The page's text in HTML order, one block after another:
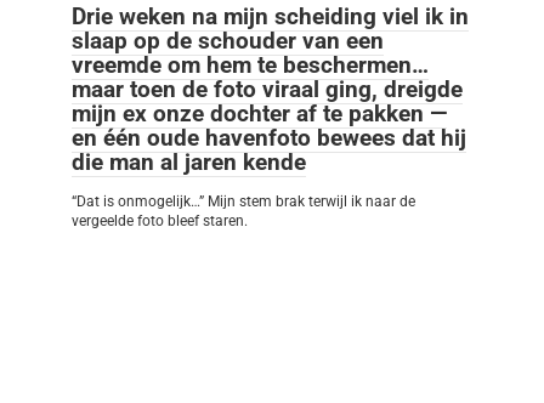
Drie weken na mijn scheiding viel ik in
slaap op de schouder van een
vreemde om hem te beschermen…
maar toen de foto viraal ging, dreigde
mijn ex onze dochter af te pakken —
en één oude havenfoto bewees dat hij
die man al jaren kende
“Dat is onmogelijk…” Mijn stem brak terwijl ik naar de
vergeelde foto bleef staren.